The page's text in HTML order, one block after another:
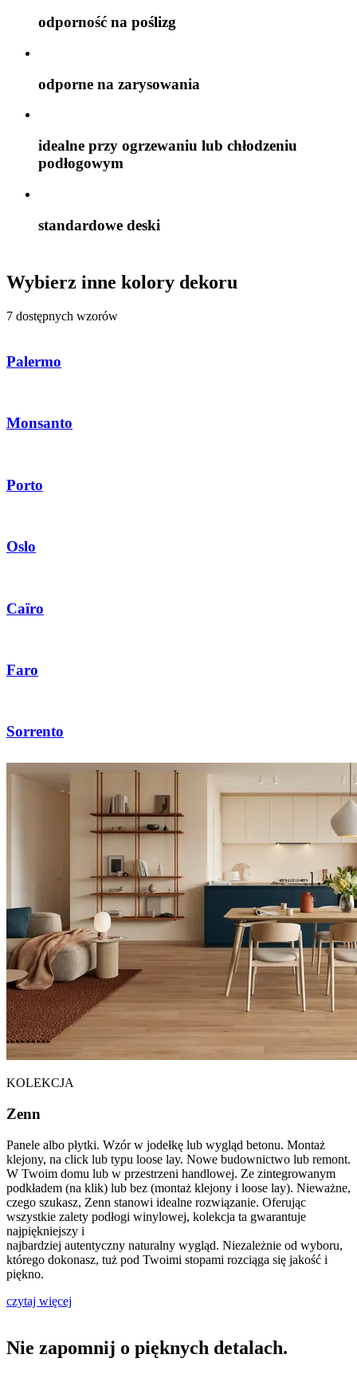
odporność na poślizg
odporne na zarysowania
idealne przy ogrzewaniu lub chłodzeniu
podłogowym
standardowe deski
Wybierz inne kolory dekoru
7 dostępnych wzorów
Palermo
Monsanto
Porto
Oslo
Caïro
Faro
Sorrento
KOLEKCJA
Zenn
Panele albo płytki. Wzór w jodełkę lub wygląd betonu. Montaż
klejony, na click lub typu loose lay. Nowe budownictwo lub remont.
W Twoim domu lub w przestrzeni handlowej. Ze zintegrowanym
podkładem (na klik) lub bez (montaż klejony i loose lay). Nieważne,
czego szukasz, Zenn stanowi idealne rozwiązanie. Oferując
wszystkie zalety podłogi winylowej, kolekcja ta gwarantuje
najpiękniejszy i
najbardziej autentyczny naturalny wygląd. Niezależnie od wyboru,
którego dokonasz, tuż pod Twoimi stopami rozciąga się jakość i
piękno.
czytaj więcej
Nie zapomnij o pięknych detalach.